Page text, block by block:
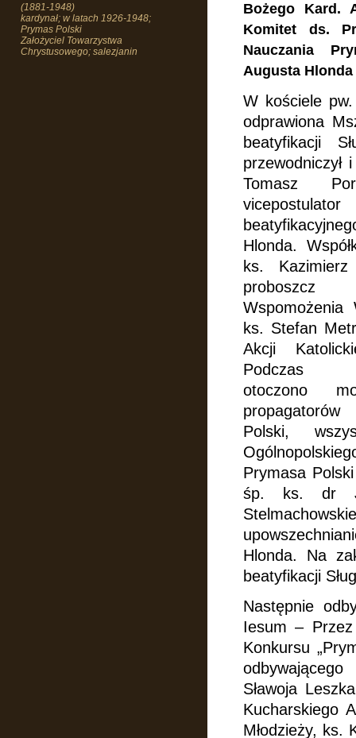
(1881-1948)
kardynał; w latach 1926-1948;
Prymas Polski
Założyciel Towarzystwa
Chrystusowego; salezjanin
Bożego Kard.
Komitet ds.
Nauczania
Augusta
W kościele
odprawiona
beatyfikacji
przewodniczył
Tomasz
Hlonda.
ks.
Wspomożenia
ks. Stefan
Akcji
Podczas
otoczono
Polski,
Prymasa
śp. ks. dr
Hlonda. Na
beatyfikacji
Następnie
Iesum –
Konkursu
Sławoja
Kucharskiego
Młodzieży, ks.